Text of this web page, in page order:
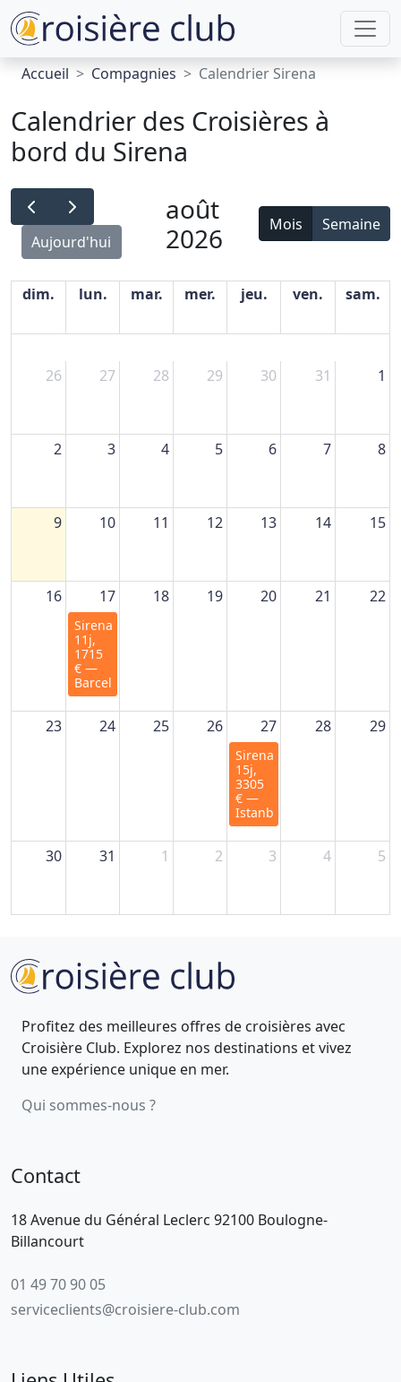
Accueil Compagnies Calendrier Sirena
Calendrier des Croisières à
bord du Sirena
Aujourd'hui
août
2026
Mois Semaine
dim. lun. mar. mer. jeu. ven. sam.
26 27 28 29 30 31 1
2 3 4 5 6 7 8
9 10 11 12 13 14 15
16 17
Sirena,
11j,
1715
€ —
Barcelone
18 19 20 21 22
23 24 25 26 27
Sirena,
15j,
3305
€ —
Istanbul
28 29
30 31 1 2 3 4 5
Profitez des meilleures offres de croisières avec
Croisière Club. Explorez nos destinations et vivez
une expérience unique en mer.
Qui sommes-nous ?
Contact
18 Avenue du Général Leclerc 92100 Boulogne-
Billancourt
01 49 70 90 05
serviceclients@croisiere-club.com